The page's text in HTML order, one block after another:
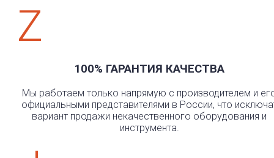
Z
100% ГАРАНТИЯ КАЧЕСТВА
Мы работаем только напрямую с производителем и
официальными представителями в России, что
вариант продажи некачественного оборудования и
инструмента.